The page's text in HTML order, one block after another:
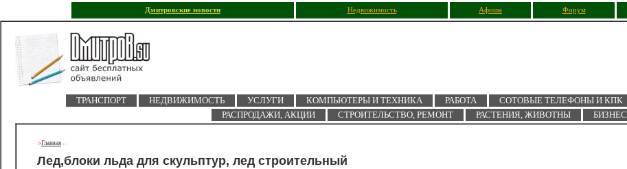
Дмитровские новости Недвижимость Афиша Форум
ТРАНСПОРТ НЕДВИЖИМОСТЬ УСЛУГИ КОМПЬЮТЕРЫ И ТЕХНИКА РАБОТА СОТОВЫЕ ТЕЛЕФОНЫ И КПК
РАСПРОДАЖИ, АКЦИИ
СТРОИТЕЛЬСТВО, РЕМОНТ РАСТЕНИЯ, ЖИВОТНЫ БИЗНЕС
->Главная - -
Лед,блоки льда для скульптур, лед строительный